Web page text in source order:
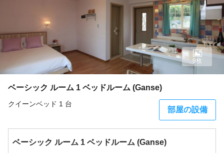
ベーシック ルーム 1 ベッドルーム (Ganse)
クイーンベッド 1 台
部屋の設備
9枚
ベーシック ルーム 1 ベッドルーム (Ganse)